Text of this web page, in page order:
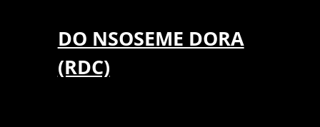
DO NSOSEME DORA
(RDC)